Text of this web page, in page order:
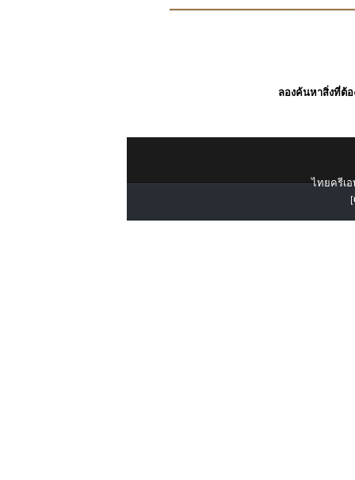
ลองค้นหาสิ่งที่ต้อ
ไทยครีเอ
[